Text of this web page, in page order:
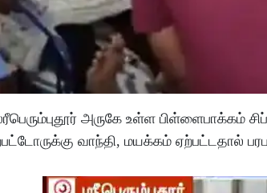
அருகே உள்ள பிள்ளைபாக்கம்
வாந்தி, மயக்கம் ஏற்பட்டதால்